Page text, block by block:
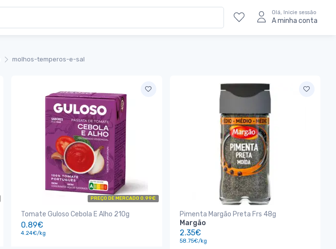
Olá, Inicie sessão
A minha conta
molhos-temperos-e-sal
PREÇO DE MERCADO 0.99€
Tomate Guloso Cebola E Alho 210g
0.89€
4.24€/kg
Pimenta Margão Preta Frs 48g
Margão
2.35€
58.75€/kg